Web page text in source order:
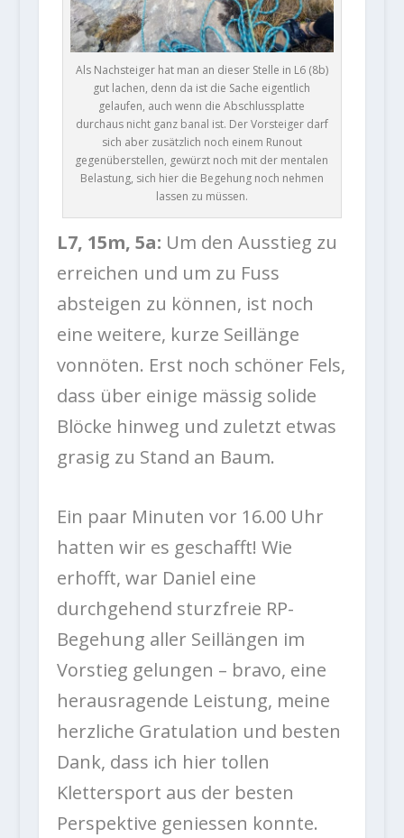
Als Nachsteiger hat man an dieser Stelle in L6 (8b)
gut lachen, denn da ist die Sache eigentlich
gelaufen, auch wenn die Abschlussplatte
durchaus nicht ganz banal ist. Der Vorsteiger darf
sich aber zusätzlich noch einem Runout
gegenüberstellen, gewürzt noch mit der mentalen
Belastung, sich hier die Begehung noch nehmen
lassen zu müssen.
L7, 15m, 5a: Um den Ausstieg zu
erreichen und um zu Fuss
absteigen zu können, ist noch
eine weitere, kurze Seillänge
vonnöten. Erst noch schöner Fels,
dass über einige mässig solide
Blöcke hinweg und zuletzt etwas
grasig zu Stand an Baum.
Ein paar Minuten vor 16.00 Uhr
hatten wir es geschafft! Wie
erhofft, war Daniel eine
durchgehend sturzfreie RP-
Begehung aller Seillängen im
Vorstieg gelungen – bravo, eine
herausragende Leistung, meine
herzliche Gratulation und besten
Dank, dass ich hier tollen
Klettersport aus der besten
Perspektive geniessen konnte.